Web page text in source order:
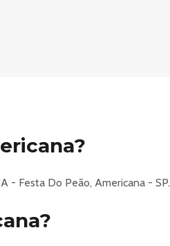
- Festa Do Peão, Americana - SP.